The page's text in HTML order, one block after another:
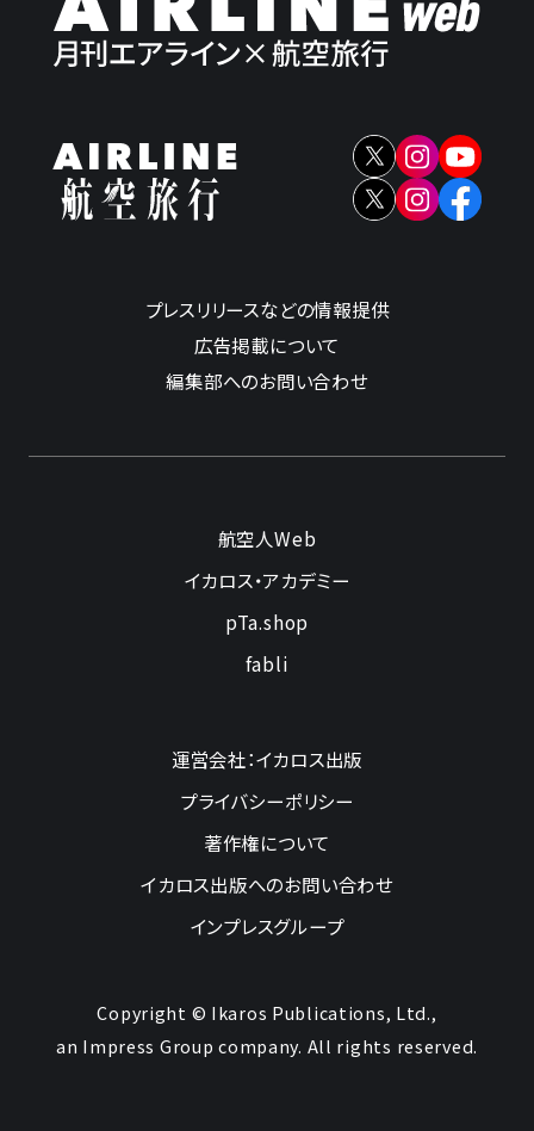
プレスリリースなどの情報提供
広告掲載について
編集部へのお問い合わせ
航空人Web
イカロス・アカデミー
pTa.shop
fabli
運営会社：イカロス出版
プライバシーポリシー
著作権について
イカロス出版へのお問い合わせ
インプレスグループ
Copyright © Ikaros Publications, Ltd.,
an Impress Group company. All rights reserved.